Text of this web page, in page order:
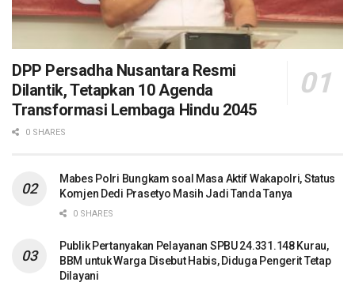
DPP Persadha Nusantara Resmi
Dilantik, Tetapkan 10 Agenda
Transformasi Lembaga Hindu 2045
0 SHARES
Mabes Polri Bungkam soal Masa Aktif Wakapolri, Status
Komjen Dedi Prasetyo Masih Jadi Tanda Tanya
0 SHARES
Publik Pertanyakan Pelayanan SPBU 24.331.148 Kurau,
BBM untuk Warga Disebut Habis, Diduga Pengerit Tetap
Dilayani